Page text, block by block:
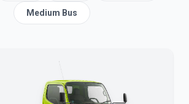
Medium Bus